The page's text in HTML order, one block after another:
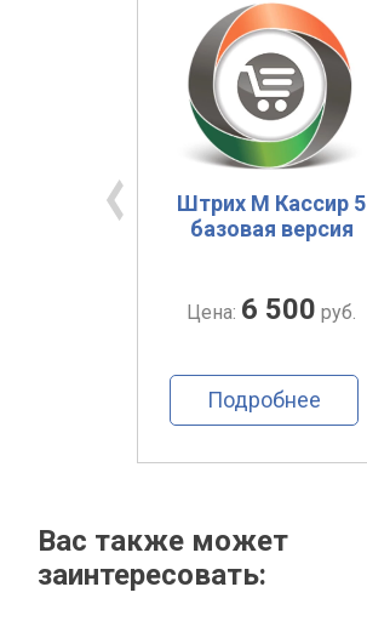
Штрих М Кассир 5
базовая версия
Цена: 6 500 руб.
Подробнее
Вас также может
заинтересовать: